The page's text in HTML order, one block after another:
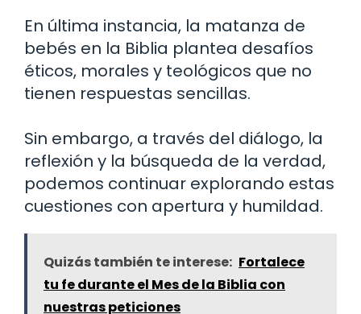
En última instancia, la matanza de
bebés en la Biblia plantea desafíos
éticos, morales y teológicos que no
tienen respuestas sencillas.
Sin embargo, a través del diálogo, la
reflexión y la búsqueda de la verdad,
podemos continuar explorando estas
cuestiones con apertura y humildad.
Quizás también te interese: Fortalece
tu fe durante el Mes de la Biblia con
nuestras peticiones